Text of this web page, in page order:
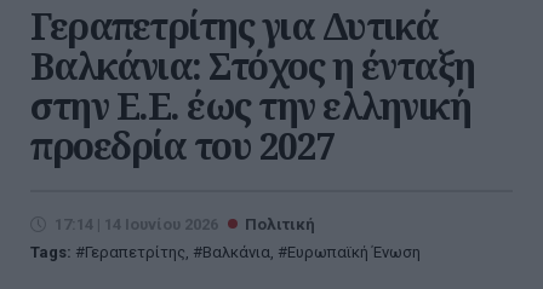
Γεραπετρίτης για Δυτικά
Βαλκάνια: Στόχος η ένταξη
στην Ε.Ε. έως την ελληνική
προεδρία του 2027
17:14 | 14 Ιουνίου 2026
Πολιτική
Tags:
Γεραπετρίτης, Βαλκάνια, Ευρωπαϊκή Ένωση